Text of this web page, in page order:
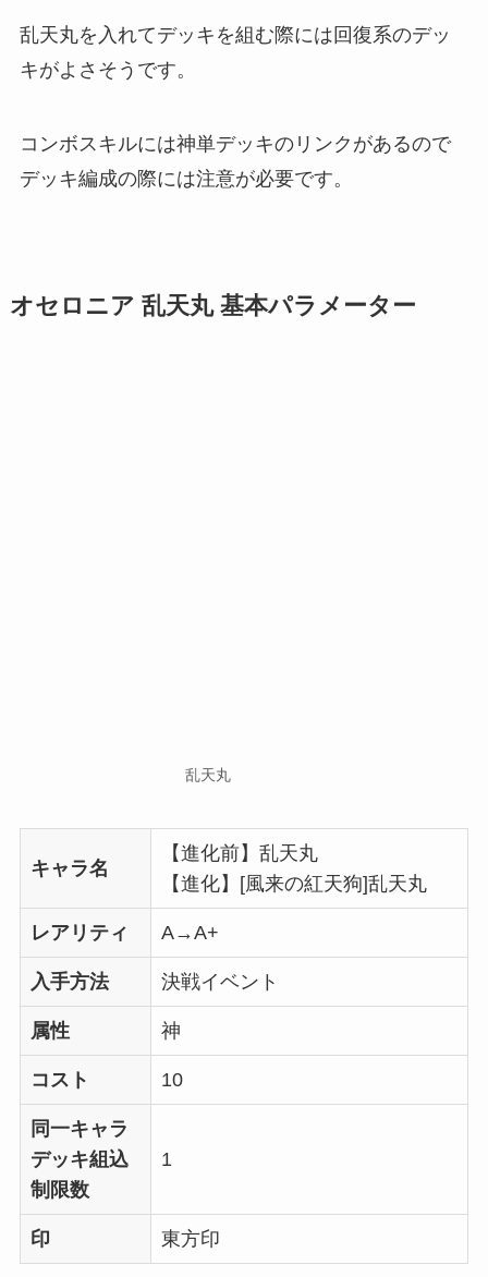
乱天丸を入れてデッキを組む際には回復系のデッ
キがよさそうです。
コンボスキルには神単デッキのリンクがあるので
デッキ編成の際には注意が必要です。
オセロニア 乱天丸 基本パラメーター
乱天丸
キャラ名
【進化前】乱天丸
【進化】[風来の紅天狗]乱天丸
レアリティ A→A+
入手方法 決戦イベント
属性 神
コスト 10
同一キャラ
デッキ組込
制限数
1
印 東方印